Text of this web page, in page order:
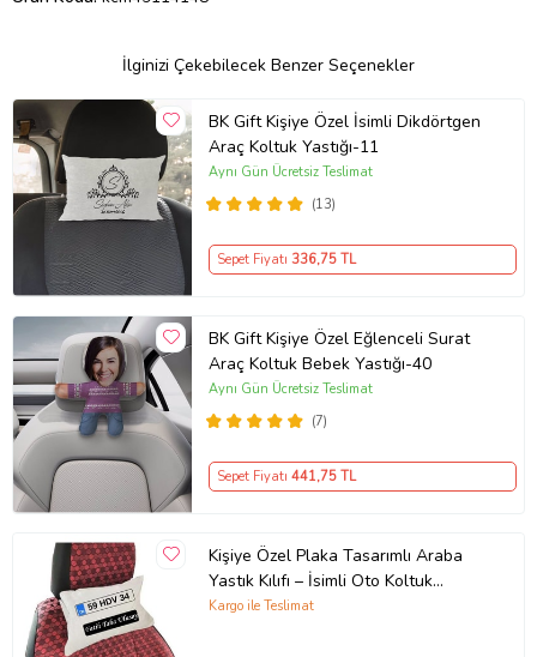
İlginizi Çekebilecek Benzer Seçenekler
BK Gift Kişiye Özel İsimli Dikdörtgen
Araç Koltuk Yastığı-11
(13)
Aynı Gün Ücretsiz Teslimat
Sepet Fiyatı 336,75 TL
BK Gift Kişiye Özel Eğlenceli Surat
Araç Koltuk Bebek Yastığı-40
(7)
Aynı Gün Ücretsiz Teslimat
Sepet Fiyatı 441,75 TL
Kişiye Özel Plaka Tasarımlı Araba
Yastık Kılıfı – İsimli Oto Koltuk
Dekoratif Yastık Kılıfı (İçi Boş)
Kargo ile Teslimat